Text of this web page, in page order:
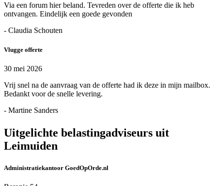
Via een forum hier beland. Tevreden over de offerte die ik heb
ontvangen. Eindelijk een goede gevonden
- Claudia Schouten
Vlugge offerte
30 mei 2026
Vrij snel na de aanvraag van de offerte had ik deze in mijn mailbox.
Bedankt voor de snelle levering.
- Martine Sanders
Uitgelichte belastingadviseurs uit
Leimuiden
Administratiekantoor GoedOpOrde.nl